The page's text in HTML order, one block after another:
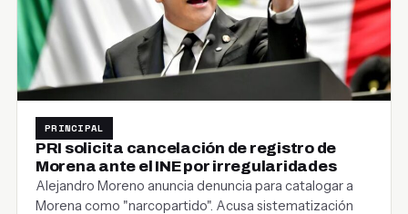
PRINCIPAL
PRI solicita cancelación de registro de
Morena ante el INE por irregularidades
Alejandro Moreno anuncia denuncia para catalogar a
Morena como "narcopartido". Acusa sistematización